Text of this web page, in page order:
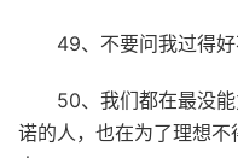
49、不要问我过得好
50、我们都在最没
诺的人，也在为了理想